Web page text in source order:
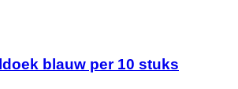
blauw per 10 stuks